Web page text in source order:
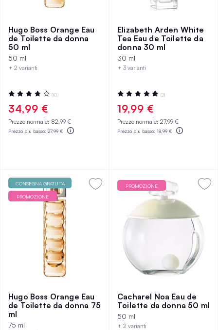
Hugo Boss Orange Eau
de Toilette da donna
50 ml
50 ml
+ 2 varianti
Valutazione:
75%
(10)
34,99 €
Prezzo normale: 82,99 €
Prezzo più basso: 27,99 €
Elizabeth Arden White
Tea Eau de Toilette da
donna 30 ml
30 ml
+ 3 varianti
Valutazione:
100%
(2)
19,99 €
Prezzo normale: 27,99 €
Prezzo più basso: 18,99 €
CONSEGNA GRATUITA
PROMOZIONE
Hugo Boss Orange Eau
de Toilette da donna 75
ml
75 ml
PROMOZIONE
Cacharel Noa Eau de
Toilette da donna 50 ml
50 ml
+ 2 varianti